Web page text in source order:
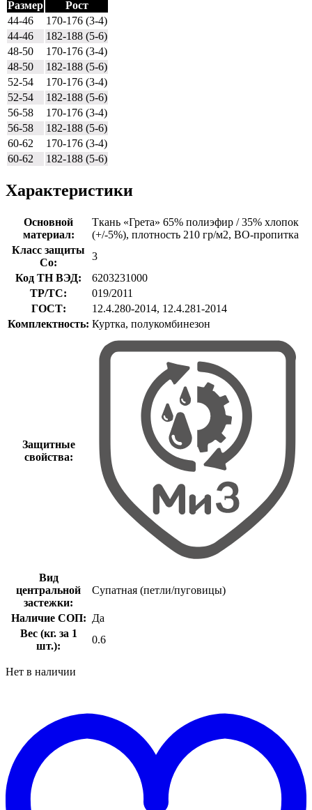
Размер
Рост
44-46
170-176 (3-4)
44-46
182-188 (5-6)
48-50
170-176 (3-4)
48-50
182-188 (5-6)
52-54
170-176 (3-4)
52-54
182-188 (5-6)
56-58
170-176 (3-4)
56-58
182-188 (5-6)
60-62
170-176 (3-4)
60-62
182-188 (5-6)
Характеристики
Основной
материал:
Ткань «Грета» 65% полиэфир / 35% хлопок
(+/-5%), плотность 210 гр/м2, ВО-пропитка
Класс защиты
Со:
3
Код ТН ВЭД:
6203231000
ТР/ТС:
019/2011
ГОСТ:
12.4.280-2014, 12.4.281-2014
Комплектность: Куртка, полукомбинезон
Защитные
свойства:
Вид
центральной
застежки:
Супатная (петли/пуговицы)
Наличие СОП: Да
Вес (кг. за 1
шт.):
0.6
Нет в наличии